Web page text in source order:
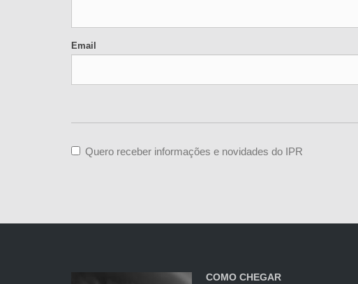
Email
Quero receber informações e novidades do IPR
COMO CHEGAR